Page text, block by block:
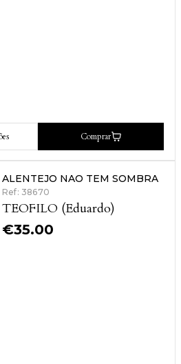
Comprar
ALENTEJO NAO TEM SOMBRA
Ref: 38670
TEOFILO (Eduardo)
€35.00